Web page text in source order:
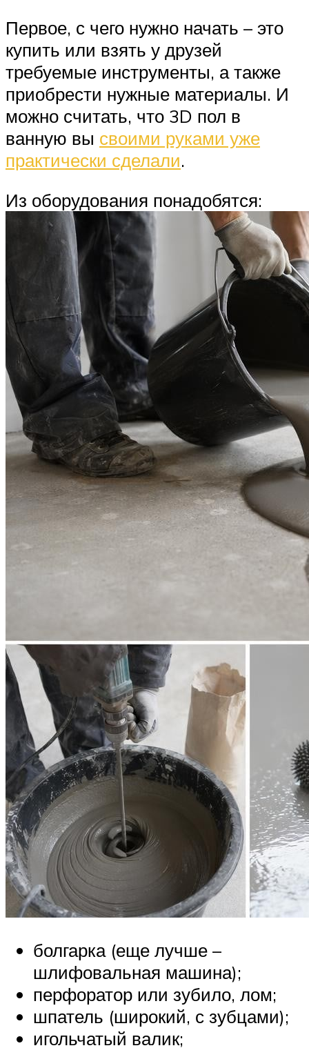
Первое, с чего нужно начать – это
купить или взять у друзей
требуемые инструменты, а также
приобрести нужные материалы. И
можно считать, что 3D пол в
ванную вы своими руками уже
практически сделали.
Из оборудования понадобятся:
болгарка (еще лучше –
шлифовальная машина);
перфоратор или зубило, лом;
шпатель (широкий, с зубцами);
игольчатый валик;